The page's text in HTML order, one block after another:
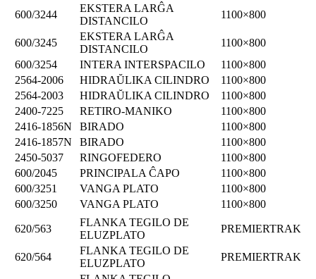
600/3244
EKSTERA LARĜA
DISTANCILO
1100×800
600/3245
EKSTERA LARĜA
DISTANCILO
1100×800
600/3254
INTERA INTERSPACILO
1100×800
2564-2006
HIDRAŬLIKA CILINDRO
1100×800
2564-2003
HIDRAŬLIKA CILINDRO
1100×800
2400-7225
RETIRO-MANIKO
1100×800
2416-1856N
BIRADO
1100×800
2416-1857N
BIRADO
1100×800
2450-5037
RINGOFEDERO
1100×800
600/2045
PRINCIPALA ĈAPO
1100×800
600/3251
VANGA PLATO
1100×800
600/3250
VANGA PLATO 1100×800
620/563
FLANKA TEGILO DE
ELUZPLATO
PREMIERTRAK
620/564
FLANKA TEGILO DE
ELUZPLATO
PREMIERTRAK